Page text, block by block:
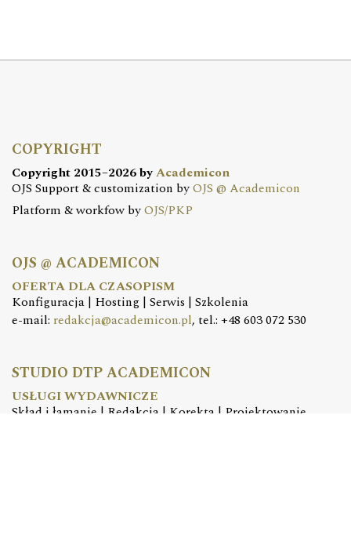
COPYRIGHT
Copyright 2015–2026 byAcademicon
OJS Support & customization byOJS @ Academicon
Platform & workfow byOJS/PKP
OJS @ ACADEMICON
OFERTA DLA CZASOPISM
Konfiguracja | Hosting | Serwis | Szkolenia
e-mail: redakcja@academicon.pl, tel.: +48 603 072 530
STUDIO DTP ACADEMICON
USŁUGI WYDAWNICZE
Skład i łamanie | Redakcja | Korekta | Projektowanie